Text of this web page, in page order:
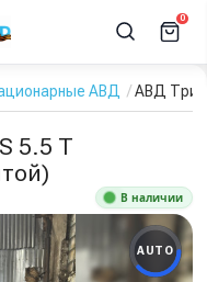
0
АВД АВД
5.5 Т
В наличии
AUTO